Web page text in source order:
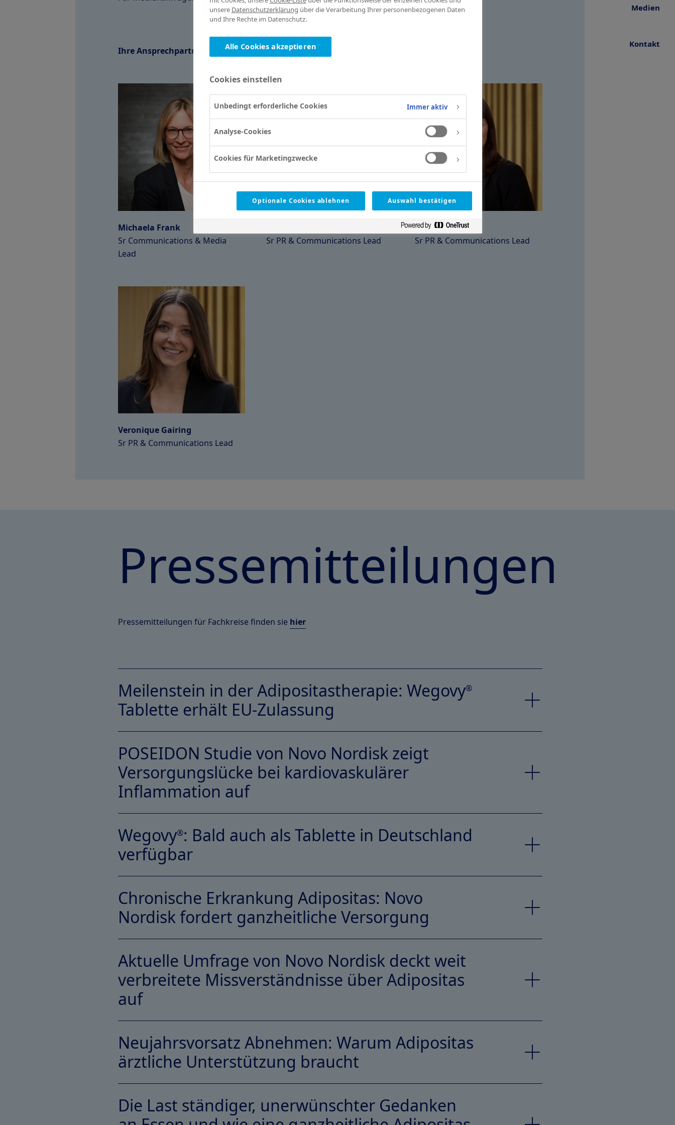
Medien
Kontakt
Ihre Ansprechpartnerinnen:
Michaela Frank
Sr Communications & Media
Lead
Sr PR & Communications Lead
Nina Trittruf
Sr PR & Communications Lead
Veronique Gairing
Sr PR & Communications Lead
Pressemitteilungen
Pressemitteilungen für Fachkreise finden sie hier
Meilenstein in der Adipositastherapie: Wegovy®
Tablette erhält EU-Zulassung
Link Download-PDF
POSEIDON Studie von Novo Nordisk zeigt
Versorgungslücke bei kardiovaskulärer
Inflammation auf
Link Download-PDF
Wegovy®: Bald auch als Tablette in Deutschland
verfügbar
Link Download-PDF
Chronische Erkrankung Adipositas: Novo
Nordisk fordert ganzheitliche Versorgung
Link Download-PDF
Aktuelle Umfrage von Novo Nordisk deckt weit
verbreitete Missverständnisse über Adipositas
auf
Link Download-PDF
Neujahrsvorsatz Abnehmen: Warum Adipositas
ärztliche Unterstützung braucht
Die Last ständiger, unerwünschter Gedanken
unsere Datenschutzerklärung über die Verarbeitung Ihrer personenbezogenen Daten
und Ihre Rechte im Datenschutz.
Alle Cookies akzeptieren
Cookies einstellen
Unbedingt erforderliche Cookies Immer aktiv
Analyse-Cookies
Cookies für Marketingzwecke
Optionale Cookies ablehnen Auswahl bestätigen